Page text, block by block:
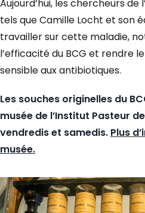
Aujourd’hui, les chercheurs de
tels que Camille Locht et son
travailler sur cette maladie,
l’efficacité du BCG et rendre
sensible aux antibiotiques.
Les souches ori­ginelles du
musée de l’Institut Pasteur
vendredis et samedis. Plus
musée.